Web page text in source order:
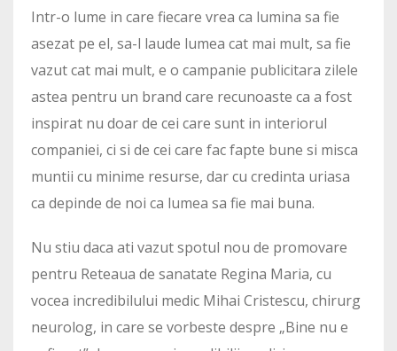
Intr-o lume in care fiecare vrea ca lumina sa fie
asezat pe el, sa-l laude lumea cat mai mult, sa fie
vazut cat mai mult, e o campanie publicitara zilele
astea pentru un brand care recunoaste ca a fost
inspirat nu doar de cei care sunt in interiorul
companiei, ci si de cei care fac fapte bune si misca
muntii cu minime resurse, dar cu credinta uriasa
ca depinde de noi ca lumea sa fie mai buna.
Nu stiu daca ati vazut spotul nou de promovare
pentru Reteaua de sanatate Regina Maria, cu
vocea incredibilului medic Mihai Cristescu, chirurg
neurolog, in care se vorbeste despre „Bine nu e